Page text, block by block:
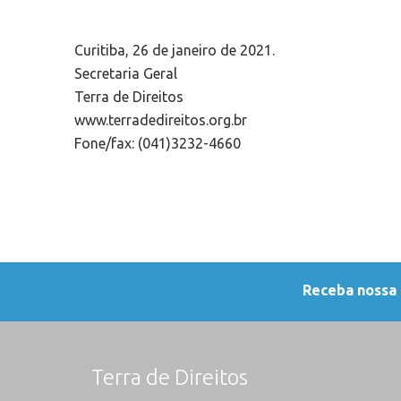
Curitiba, 26 de janeiro de 2021.
Secretaria Geral
Terra de Direitos
www.terradedireitos.org.br
Fone/fax: (041)3232-4660
Receba
Terra de Direitos